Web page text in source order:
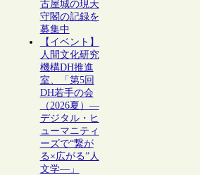
古屋城の現天
守閣の記録を
募集中
【イベント】
人間文化研究
機構DH推進
室、「第5回
DH若手の会
（2026夏）―
デジタル・ヒ
ューマニティ
ーズで“繋が
る×広がる”人
文学―」